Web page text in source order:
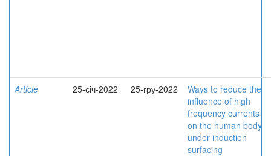
Article 25-січ-2022 25-гру-2022
Ways to reduce the
influence of high
frequency currents
on the human body
under induction
surfacing